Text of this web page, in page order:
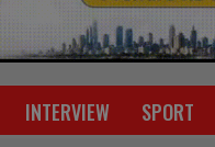
INTERVIEW SPORT